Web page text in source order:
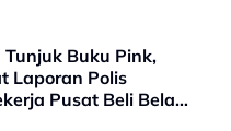
Buku Pink,
Laporan Polis
Pusat Beli Belah
Tuduh Isteri